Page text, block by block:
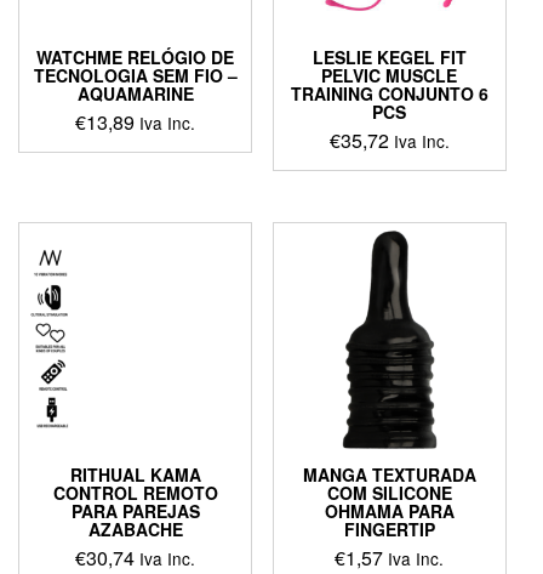
WATCHME RELÓGIO DE
TECNOLOGIA SEM FIO –
AQUAMARINE
€13,89 Iva Inc.
LESLIE KEGEL FIT
PELVIC MUSCLE
TRAINING CONJUNTO 6
PCS
€35,72 Iva Inc.
RITHUAL KAMA
CONTROL REMOTO
PARA PAREJAS
AZABACHE
€30,74 Iva Inc.
MANGA TEXTURADA
COM SILICONE
OHMAMA PARA
FINGERTIP
€1,57 Iva Inc.